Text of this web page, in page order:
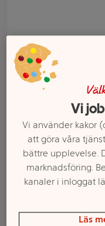
Vi
Vi använder kakor
att göra våra
bättre upplevelse.
marknadsföring.
kanaler i inloggat
Läs